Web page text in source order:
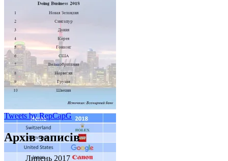
Tweets by RepCapG
Архів записів
Липень 2017